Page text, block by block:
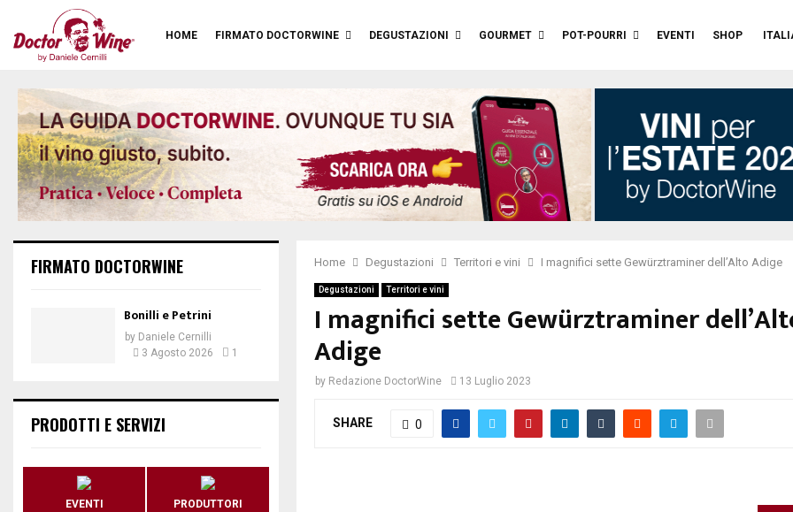
HOME FIRMATO DOCTORWINE DEGUSTAZIONI GOURMET POT-POURRI EVENTI SHOP
Home Degustazioni Territori e vini I magnifici sette Gewürztraminer dell’Alto Adige
Degustazioni Territori e vini
I magnifici sette Gewürztraminer
Adige
by Redazione DoctorWine 13 Luglio 2023
SHARE 0
FIRMATO DOCTORWINE
Bonilli e Petrini
by Daniele Cernilli
3 Agosto 2026
1
PRODOTTI E SERVIZI
EVENTI PRODUTTORI